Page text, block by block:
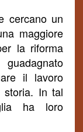
cercano un
maggiore
la riforma
il lavoro
In tal
ha loro